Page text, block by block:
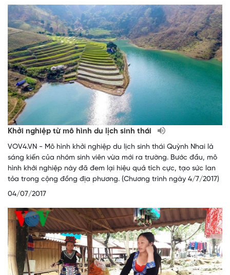
Khởi nghiệp từ mô hình du lịch sinh thái
VOV4.VN - Mô hình khởi nghiệp du lịch sinh thái Quỳnh Nhai là
sáng kiến của nhóm sinh viên vừa mới ra trường. Bước đầu, mô
hình khởi nghiệp này đã đem lại hiệu quả tích cực, tạo sức lan
tỏa trong cộng đồng địa phương. (Chương trình ngày 4/7/2017)
04/07/2017